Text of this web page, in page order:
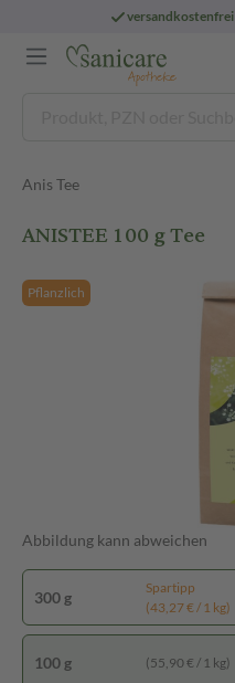
versandkostenfrei
Anis Tee
ANISTEE 100 g Tee
Pflanzlich
Abbildung kann abweichen
300 g
Spartipp
(43,27 € / 1 kg)
100 g (55,90 € / 1 kg)